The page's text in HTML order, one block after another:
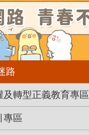
路
及轉型正義教育專區
專區